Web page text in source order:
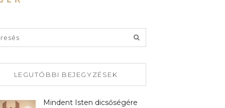
LEGUTÓBBI BEJEGYZÉSEK
Mindent Isten dicsőségére